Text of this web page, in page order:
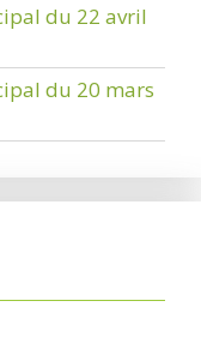
du 22 avril
du 20 mars